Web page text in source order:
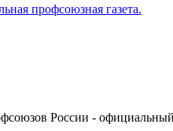
профсоюзная газета.